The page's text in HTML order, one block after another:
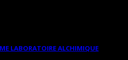
LABORATOIRE ALCHIMIQUE